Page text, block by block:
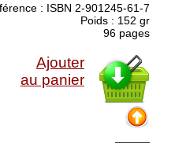
: ISBN 2-901245-61-7
Poids : 152 gr
96 pages
Ajouter
au panier